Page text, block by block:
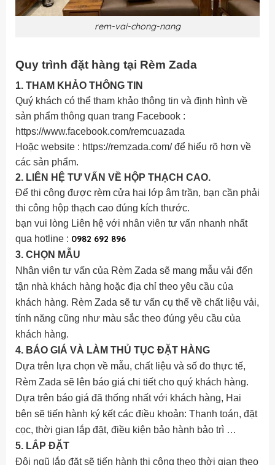
rem-vai-chong-nang
Quy trình đặt hàng tại Rèm Zada
1. THAM KHẢO THÔNG TIN
Quý khách có thể tham khảo thông tin và định hình về
sản phẩm thông quan trang Facebook :
https://www.facebook.com/remcuazada
Hoặc website : https://remzada.com/ để hiểu rõ hơn về
các sản phẩm.
2. LIÊN HỆ TƯ VẤN VỀ HỘP THẠCH CAO.
Để thi công được rèm cửa hai lớp âm trần, bạn cần phải
thi công hộp thạch cao đúng kích thước.
bạn vui lòng Liên hệ với nhân viên tư vấn nhanh nhất
qua hotline : 0982 692 896
3. CHỌN MẪU
Nhân viên tư vấn của Rèm Zada sẽ mang mẫu vải đến
tận nhà khách hàng hoặc địa chỉ theo yêu cầu của
khách hàng. Rèm Zada sẽ tư vấn cụ thể về chất liệu vải,
tính năng cũng như màu sắc theo đúng yêu cầu của
khách hàng.
4. BÁO GIÁ VÀ LÀM THỦ TỤC ĐẶT HÀNG
Dựa trên lựa chọn về mẫu, chất liệu và số đo thực tế,
Rèm Zada sẽ lên báo giá chi tiết cho quý khách hàng.
Dựa trên báo giá đã thống nhất với khách hàng, Hai
bên sẽ tiến hành ký kết các điều khoản: Thanh toán, đặt
cọc, thời gian lắp đặt, điều kiện bảo hành bảo trì …
5. LẮP ĐẶT
Đội ngũ lắp đặt sẽ tiến hành thi công theo thời gian theo